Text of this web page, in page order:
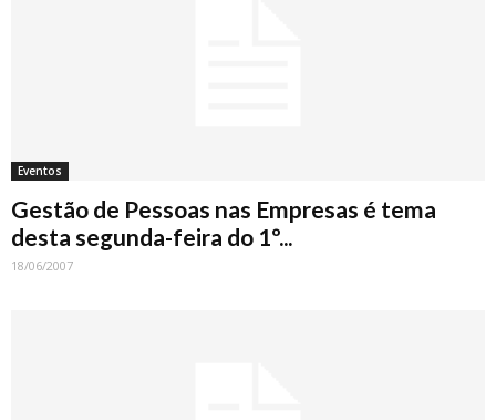
Eventos
Gestão de Pessoas nas Empresas é tema
desta segunda-feira do 1º...
18/06/2007